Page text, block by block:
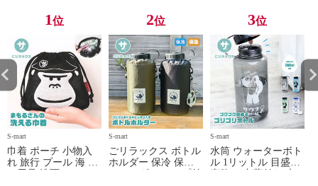
TOPAZ 1410
1位
S-mart
巾着 ポーチ 小物入
れ 旅行 プール 海 バ
2位
S-mart
ごリラックス ボトル
ホルダー 保冷 保温
3位
S-mart
水筒 ウォーターボト
ル 1リットル 目盛り